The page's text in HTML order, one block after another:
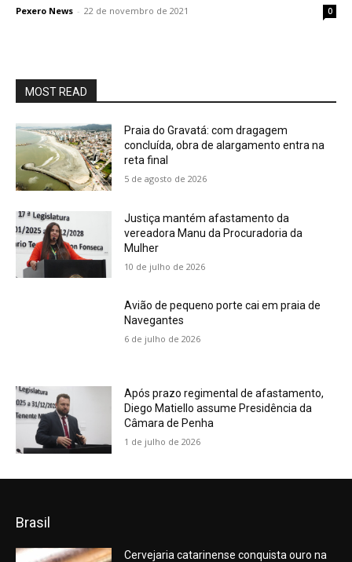
Pexero News - 22 de novembro de 2021 0
MOST READ
Praia do Gravatá: com dragagem
concluída, obra de alargamento entra na
reta final
5 de agosto de 2026
Justiça mantém afastamento da
vereadora Manu da Procuradoria da
Mulher
10 de julho de 2026
Avião de pequeno porte cai em praia de
Navegantes
6 de julho de 2026
Após prazo regimental de afastamento,
Diego Matiello assume Presidência da
Câmara de Penha
1 de julho de 2026
Brasil
Cervejaria catarinense conquista ouro na